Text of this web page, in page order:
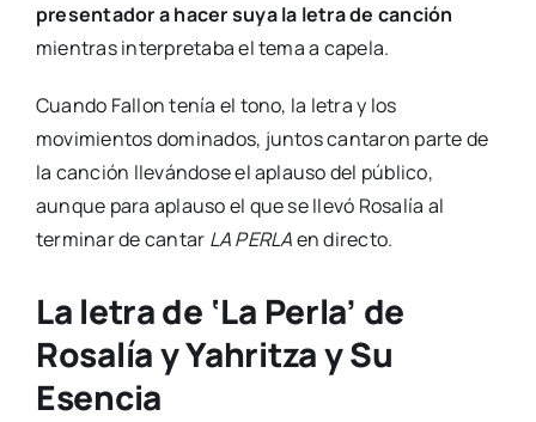
presentador a hacer suya la letra de canción
mientras interpretaba el tema a capela.
Cuando Fallon tenía el tono, la letra y los
movimientos dominados, juntos cantaron parte de
la canción llevándose el aplauso del público,
aunque para aplauso el que se llevó Rosalía al
terminar de cantar LA PERLAen directo.
La letra de ‘La Perla’ de
Rosalía y Yahritza y Su
Esencia